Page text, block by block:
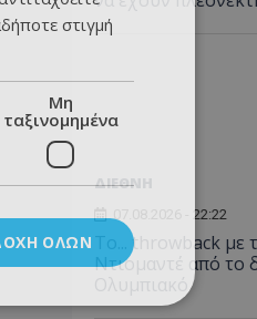
ΔΙΕΘΝΗ
07.08.2026 - 22:22
Το... throwback
Ντιομαντέ από το
στιγμή
Μη
ταξινομημένα
ΌΛΩΝ